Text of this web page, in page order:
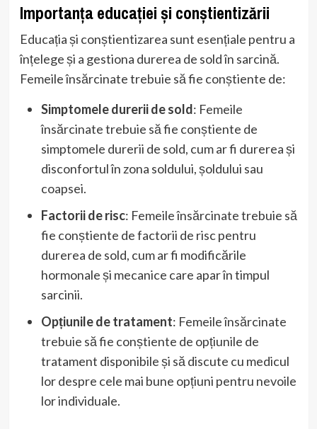
Importanța educației și conștientizării
Educația și conștientizarea sunt esențiale pentru a
înțelege și a gestiona durerea de sold în sarcină.
Femeile însărcinate trebuie să fie conștiente de:
Simptomele durerii de sold: Femeile
însărcinate trebuie să fie conștiente de
simptomele durerii de sold, cum ar fi durerea și
disconfortul în zona soldului, șoldului sau
coapsei.
Factorii de risc: Femeile însărcinate trebuie să
fie conștiente de factorii de risc pentru
durerea de sold, cum ar fi modificările
hormonale și mecanice care apar în timpul
sarcinii.
Opțiunile de tratament: Femeile însărcinate
trebuie să fie conștiente de opțiunile de
tratament disponibile și să discute cu medicul
lor despre cele mai bune opțiuni pentru nevoile
lor individuale.